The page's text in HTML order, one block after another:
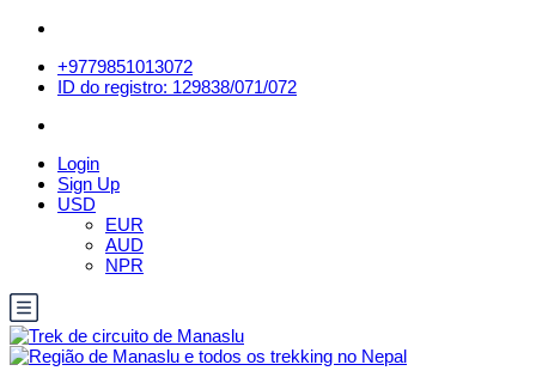
+9779851013072
ID do registro: 129838/071/072
Login
Sign Up
USD
EUR
AUD
NPR